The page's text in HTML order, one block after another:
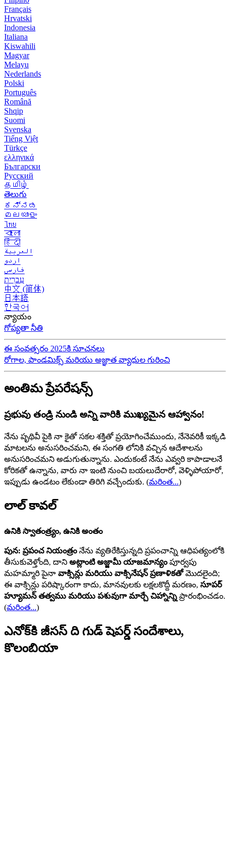
Français
Hrvatski
Indonesia
Italiana
Kiswahili
Magyar
Melayu
Nederlands
Polski
Português
Română
Shqip
Suomi
Svenska
Tiếng Việt
Türkçe
ελληνικά
Български
Русский
தமிழ்
తెలుగు
ಕನ್ನಡ
മലയാളം
ไทย
বাংলা
हिंदी
العربية
اردو
فارسی
עִברִית
中文 (简体)
日本語
한국어
న్యాయం
గోప్యతా నీతి
ఈ సంవత్సరం 2025కి సూచనలు
రోగాల, పాండమిక్స్ మరియు అజ్ఞాత వ్యాధుల గురించి
అంతిమ ప్రేపరేషన్స్
ప్రభువు తండ్రి నుండి అన్ని వారికి ముఖ్యమైన ఆహ్వానం!
నేను పృథివీ పైకి నా కైతో సకల శక్తితో ప్రయోగించేముందు, నేనెవరికీ ఇక్కడి
మాటలను అనుసరించమని, ఈ సంగతి లోనికి వచ్చిన ఆదేశాలను
అనుసరించమని అడుగుతున్నాను. ఎందుకంటే నేను ఎవ్వరి కాపాడాలనే
కోరికతో ఉన్నాను, వారు నా ఇంటి నుంచి బయలుదేరారో, వెళ్ళిపోయారో,
ఇప్పుడు ఉండటం లేకుండా తిరిగి వచ్చేందుకు. (మరింత...)
లాల్ కావల్
ఉనికి స్వాతంత్ర్యం, ఉనికి అంతం
పున: ప్రపంచ నియంత్రంనేను వ్యతిరేకిస్తున్నది ప్రపంచాన్ని ఆధిపత్యంలోకి
తీసుకువెళ్తోంది, దాని అట్లాంటి అజ్జామీ యాజమాన్యంపూర్వపు
మహమ్మారి పైనా వాక్సిన్లు మరియు వాక్సినేషన్ ప్రణాళికతోమొదలైంది;
ఈ వాక్సిన్లు పరిష్కారంగా కాదు, మానవులకు లక్షలకొద్దీ మరణం, సూపర్
హ్యూమన్ తత్వము మరియు పశువుగా మార్చే చిహ్నాన్ని ప్రారంభించడం.
(మరింత...)
ఎనోక్‌కి జీసస్ ది గుడ్ షెపర్డ్ సందేశాలు,
కొలంబియా